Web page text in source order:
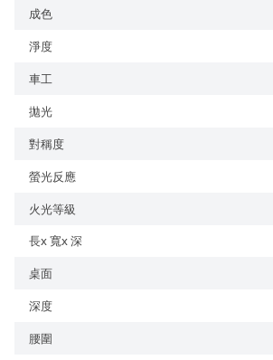
成色
淨度
車工
拋光
對稱度
螢光反應
火光等級
長x 寬x 深
桌面
深度
腰圍